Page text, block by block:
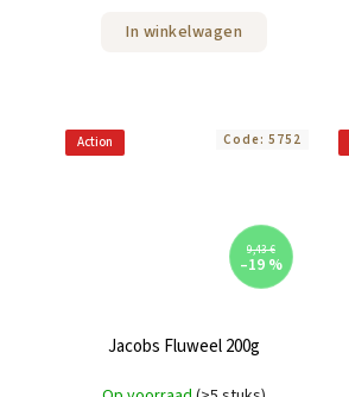
In winkelwagen
Action
9,43 €
–19 %
Jacobs Fluweel 200g
Code: 5752